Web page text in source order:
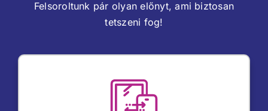
Felsoroltunk pár olyan előnyt, ami biztosan
tetszeni fog!